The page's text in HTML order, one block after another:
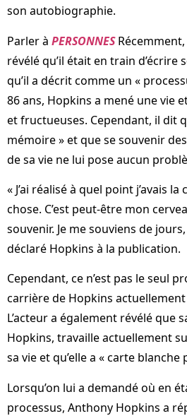
son autobiographie.
Parler à PERSONNESRécemment,
révélé qu’il était en train d’écrire
qu’il a décrit comme un «
86 ans, Hopkins a mené une vie
et fructueuses. Cependant, il dit
mémoire » et que se souvenir
de sa vie ne lui pose aucun
« J’ai réalisé à quel point j’avais la
chose. C’est peut-être mon
souvenir. Je me souviens de
déclaré Hopkins à la publication.
Cependant, ce n’est pas le seul
carrière de Hopkins
L’acteur a également révélé que
Hopkins, travaille actuellement
sa vie et qu’elle a « carte
Lorsqu’on lui a demandé où en
processus, Anthony Hopkins a